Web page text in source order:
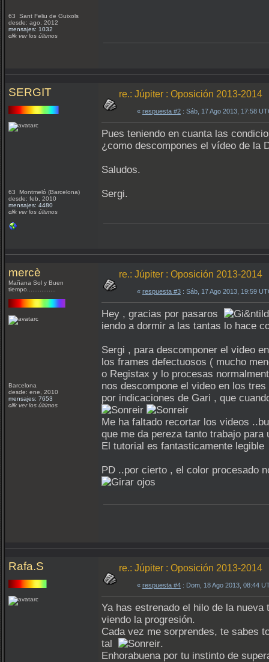
63 Sant Feliu de Guixols
desde: ago, 2012
mensajes: 1032
clik ver los últimos
SERGIT
63 Montmeló (Barcelona)
desde: feb, 2010
mensajes: 4480
clik ver los últimos
re.: Júpiter : Oposición 2013-2014
« respuesta #2 : Sáb, 17 Ago 2013, 17:58
Pues teniendo en cuanta las
¿como descompones el vídeo de la
Saludos.
Sergi.
mercè
Mañana Sol y Buen
tiempo................
Barcelona
desde: ene, 2010
mensajes: 7653
clik ver los últimos
re.: Júpiter : Oposición 2013-2014
« respuesta #3 : Sáb, 17 Ago 2013, 19:59
Hey , gracias por pasaros
iendo a dormir a las tantas lo hace
Sergi , para descomponer el video
los frames defectuosos ( mucho
o Registax y lo procesas
nos descompone el video en los
por indicaciones de Gari , que
Me ha faltado recortar los videos
que me da pereza tanto trabajo
El tutorial es fantasticamente
PD ..por cierto , el color procesado
Rafa.S re.: Júpiter : Oposición 2013-2014
« respuesta #4 : Dom, 18 Ago 2013, 08:44
Ya has estrenado el hilo de la
viendo la progresión.
Cada vez me sorprendes, te sabes
tal
.
Enhorabuena por tu instinto de